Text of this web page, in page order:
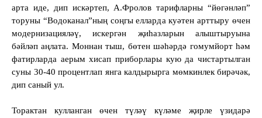
арта иде, дип искәртеп, А.Фролов тарифларны “йөгәнләп”
торуны “Водоканал”ның соңгы елларда куәтен арттыру өчен
модернизацияләү, искергән җиһазларын алыштыруына
бәйләп аңлата. Моннан тыш, бөтен шәһәрдә гомумйорт һәм
фатирларда аерым хисап приборлары кую да чистартылган
суны 30-40 процентлап янга калдырырга мөмкинлек бирәчәк,
дип саный ул.
Торактан кулланган өчен түләү күләме җирле үзидарә